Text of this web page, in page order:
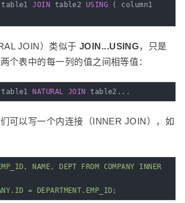
table1 JOIN table2 USING ( column1
JOIN）类似于 JOIN...USING，只是
个表中的每一列的值之间相等值：
table1 NATURAL JOIN table2...
可以写一个内连接（INNER JOIN），如
NAME, DEPT FROM COMPANY INNER
= DEPARTMENT.EMP_ID;